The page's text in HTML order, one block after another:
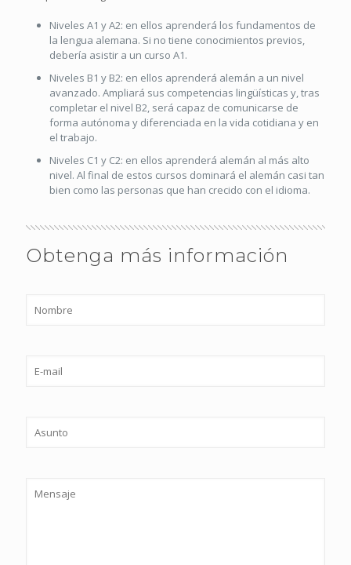
Niveles A1 y A2: en ellos aprenderá los fundamentos de
la lengua alemana. Si no tiene conocimientos previos,
debería asistir a un curso A1.
Niveles B1 y B2: en ellos aprenderá alemán a un nivel
avanzado. Ampliará sus competencias lingüísticas y, tras
completar el nivel B2, será capaz de comunicarse de
forma autónoma y diferenciada en la vida cotidiana y en
el trabajo.
Niveles C1 y C2: en ellos aprenderá alemán al más alto
nivel. Al final de estos cursos dominará el alemán casi tan
bien como las personas que han crecido con el idioma.
Obtenga más información